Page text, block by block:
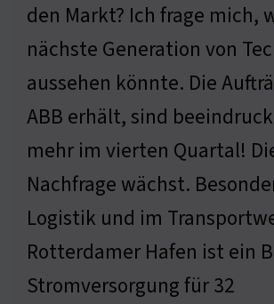
den Markt? Ich frage mich,
nächste Generation von
aussehen könnte. Die
ABB erhält, sind
mehr im vierten Quartal!
Nachfrage wächst.
Logistik und im
Rotterdamer Hafen ist ein
Stromversorgung für 32